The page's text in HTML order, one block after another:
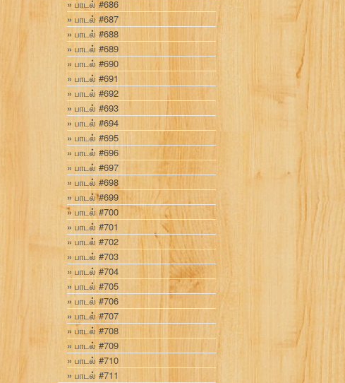
பாடல் #686
பாடல் #687
பாடல் #688
பாடல் #689
பாடல் #690
பாடல் #691
பாடல் #692
பாடல் #693
பாடல் #694
பாடல் #695
பாடல் #696
பாடல் #697
பாடல் #698
பாடல் #699
பாடல் #700
பாடல் #701
பாடல் #702
பாடல் #703
பாடல் #704
பாடல் #705
பாடல் #706
பாடல் #707
பாடல் #708
பாடல் #709
பாடல் #710
பாடல் #711